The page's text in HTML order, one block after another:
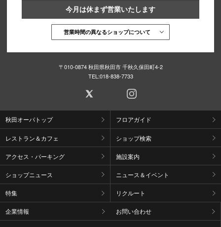
今月は休まず営業いたします
営業時間の異なるショップについて
〒010-0874 秋田県秋田市 千秋久保田町4-2
TEL:018-838-7733
秋田オーパトップ フロアガイド
レストラン＆カフェ ショップ検索
アクセス・パーキング 施設案内
ショップニュース ニュース＆イベント
特集 リクルート
企業情報 お問い合わせ